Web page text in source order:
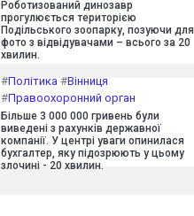
Роботизований динозавр
прогулюється територією
Подільського зоопарку, позуючи для
фото з відвідувачами – всього за 20
хвилин.
#Політика #Вінниця
#Правоохоронний орган
Більше 3 000 000 гривень були
виведені з рахунків державної
компанії. У центрі уваги опинилася
бухгалтер, яку підозрюють у цьому
злочині - 20 хвилин.